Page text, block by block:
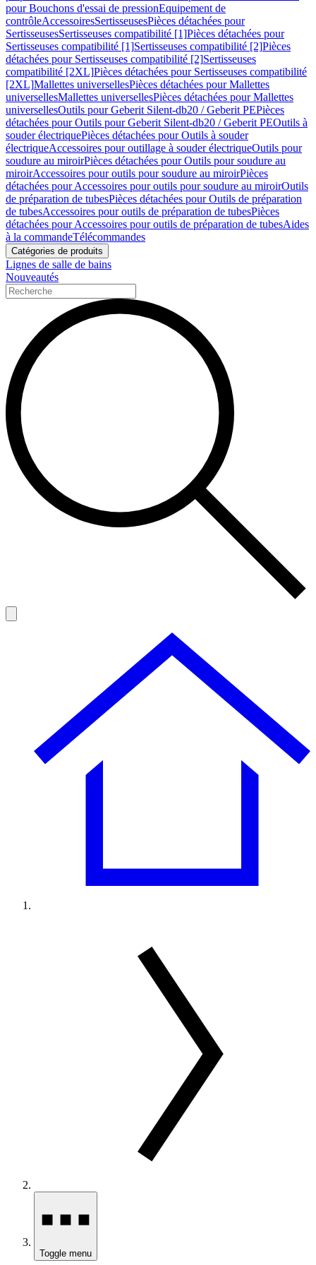
pour Bouchons d'essai de pressionEquipement de
contrôleAccessoiresSertisseusesPièces détachées pour
SertisseusesSertisseuses compatibilité [1]Pièces détachées pour
Sertisseuses compatibilité [1]Sertisseuses compatibilité [2]Pièces
détachées pour Sertisseuses compatibilité [2]Sertisseuses
compatibilité [2XL]Pièces détachées pour Sertisseuses compatibilité
[2XL]Mallettes universellesPièces détachées pour Mallettes
universellesMallettes universellesPièces détachées pour Mallettes
universellesOutils pour Geberit Silent-db20 / Geberit PEPièces
détachées pour Outils pour Geberit Silent-db20 / Geberit PEOutils à
souder électriquePièces détachées pour Outils à souder
électriqueAccessoires pour outillage à souder électriqueOutils pour
soudure au miroirPièces détachées pour Outils pour soudure au
miroirAccessoires pour outils pour soudure au miroirPièces
détachées pour Accessoires pour outils pour soudure au miroirOutils
de préparation de tubesPièces détachées pour Outils de préparation
de tubesAccessoires pour outils de préparation de tubesPièces
détachées pour Accessoires pour outils de préparation de tubesAides
à la commandeTélécommandes
Catégories de produits
Lignes de salle de bains
Nouveautés
Toggle menu